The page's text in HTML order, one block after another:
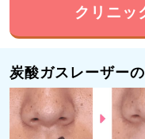
クリニッ
炭酸ガスレーザー